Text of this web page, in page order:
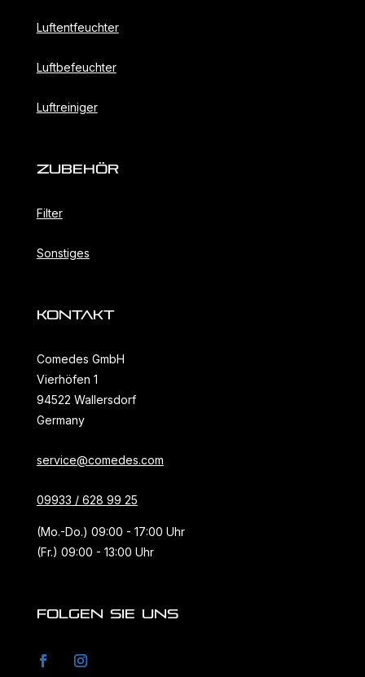
Luftentfeuchter
Luftbefeuchter
Luftreiniger
ZubehöR
Filter
Sonstiges
KONTAKT
Comedes GmbH
Vierhöfen 1
94522 Wallersdorf
Germany
service@comedes.com
09933 / 628 99 25
(Mo.-Do.) 09:00 - 17:00 Uhr
(Fr.) 09:00 - 13:00 Uhr
FOLGEN SIE UNS